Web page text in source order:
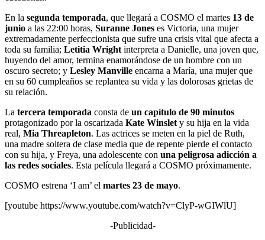
En la segunda temporada, que llegará a COSMO el martes 13 de
junio a las 22:00 horas, Suranne Jones es Victoria, una mujer
extremadamente perfeccionista que sufre una crisis vital que afecta a
toda su familia; Letitia Wright interpreta a Danielle, una joven que,
huyendo del amor, termina enamorándose de un hombre con un
oscuro secreto; y Lesley Manville encarna a María, una mujer que
en su 60 cumpleaños se replantea su vida y las dolorosas grietas de
su relación.
La tercera temporada consta de un capítulo de 90 minutos
protagonizado por la oscarizada Kate Winslet y su hija en la vida
real, Mia Threapleton. Las actrices se meten en la piel de Ruth,
una madre soltera de clase media que de repente pierde el contacto
con su hija, y Freya, una adolescente con una peligrosa adicción a
las redes sociales. Esta película llegará a COSMO próximamente.
COSMO estrena ‘I am’ el martes 23 de mayo.
[youtube https://www.youtube.com/watch?v=ClyP-wGIWlU]
-Publicidad-